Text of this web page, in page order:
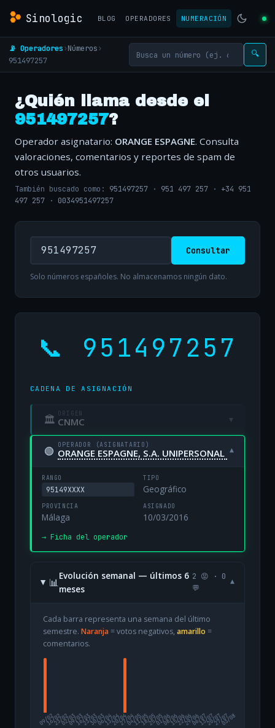
Sinologic BLOG OPERADORES NUMERACIÓN
📡 Operadores›Números›
951497257
🔍
¿Quién llama desde el
951497257?
Operador asignatario: ORANGE ESPAGNE. Consulta
valoraciones, comentarios y reportes de spam de
otros usuarios.
También buscado como: 951497257 · 951 497 257 · +34 951
497 257 · 0034951497257
Consultar
Solo números españoles. No almacenamos ningún dato.
📞 951497257
CADENA DE ASIGNACIÓN
🏛 ORIGEN
CNMC ▾
🟢 OPERADOR (ASIGNATARIO)
ORANGE ESPAGNE, S.A. UNIPERSONAL ▾
RANGO
95149XXXX
TIPO
Geográfico
PROVINCIA
Málaga
ASIGNADO
10/03/2016
→ Ficha del operador
📊
Evolución semanal — últimos 6
meses
2 😡 · 0
💬
▾
Cada barra representa una semana del último
semestre. Naranja= votos negativos, amarillo =
comentarios.
09/02
16/0223/0202/0309/0316/0323/0330/0306/0413/0420/0427/0404/0511/0518/0525/0501/0608/0615/0622/0629/0606/0713/0720/0727/07
03/08